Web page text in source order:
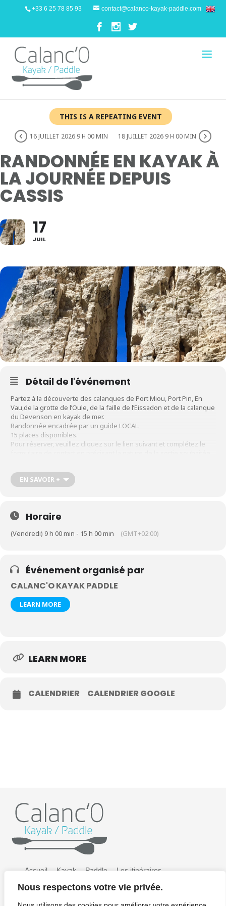
Nous respectons votre vie privée.
+33 6 25 78 85 93 contact@calanco-kayak-paddle.com
THIS IS A REPEATING EVENT
16 JUILLET 2026 9 H 00 MIN 18 JUILLET 2026 9 H 00 MIN
RANDONNÉE EN KAYAK À
LA JOURNÉE DEPUIS
CASSIS
17
JUIL
Détail de l'événement
Partez à la découverte des calanques de Port Miou, Port Pin, En
Vau,de la grotte de l’Oule, de la faille de l’Eissadon et de la calanque
du Devenson en kayak de mer.
Randonnée encadrée par un guide LOCAL.
15 places disponibles.
Pour réserver, veuillez cliquez sur le lien suivant et complétez le
paddle.com/contact-kayak-paddle-cassis-calanques
EN SAVOIR +
Horaire
(Vendredi) 9 h 00 min - 15 h 00 min (GMT+02:00)
Événement organisé par
CALANC'O KAYAK PADDLE
LEARN MORE
LEARN MORE
CALENDRIER CALENDRIER GOOGLE
Accueil Kayak Paddle Les itinéraires
Préparer sa sortie Tarifs Galerie photos